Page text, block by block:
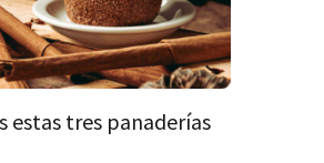
estas tres panaderías